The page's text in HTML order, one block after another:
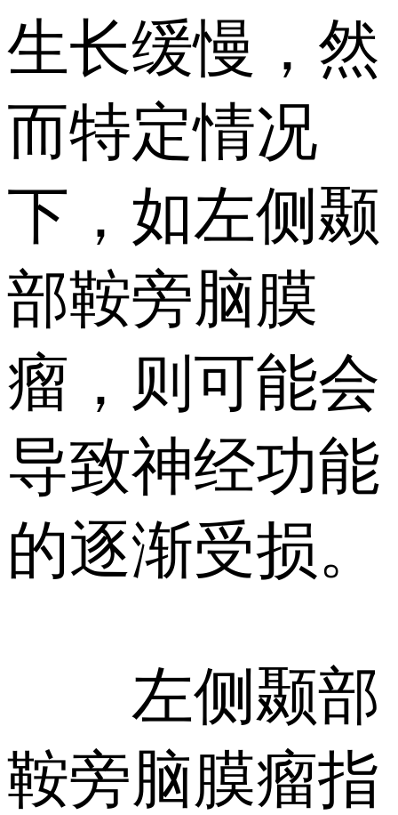
生长缓慢，然
而特定情况
下，如左侧颞
部鞍旁脑膜
瘤，则可能会
导致神经功能
的逐渐受损。
左侧颞部
鞍旁脑膜瘤指